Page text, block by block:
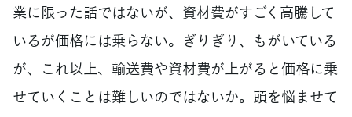
業に限った話ではないが、資材費がすごく高騰して
いるが価格には乗らない。ぎりぎり、もがいている
が、これ以上、輸送費や資材費が上がると価格に乗
せていくことは難しいのではないか。頭を悩ませて